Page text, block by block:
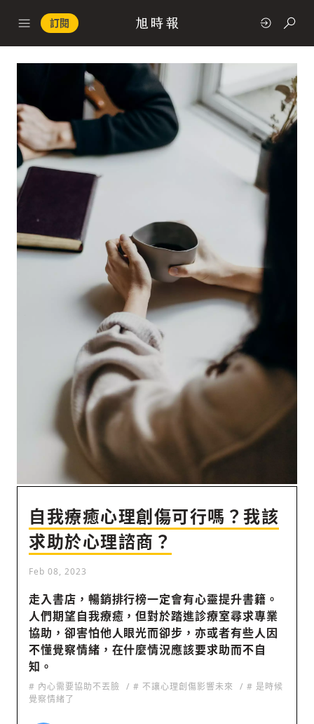
訂閱
快速連結
政治
科技
自我療癒心理創傷可行嗎？我該
求助於心理諮商？
Feb 08, 2023
走入書店，暢銷排行榜一定會有心靈提升書籍。
人們期望自我療癒，但對於踏進診療室尋求專業
協助，卻害怕他人眼光而卻步，亦或者有些人因
不懂覺察情緒，在什麼情況應該要求助而不自
知。
# 內心需要協助不丟臉 # 不讓心理創傷影響未來
# 是時候
覺察情緒了